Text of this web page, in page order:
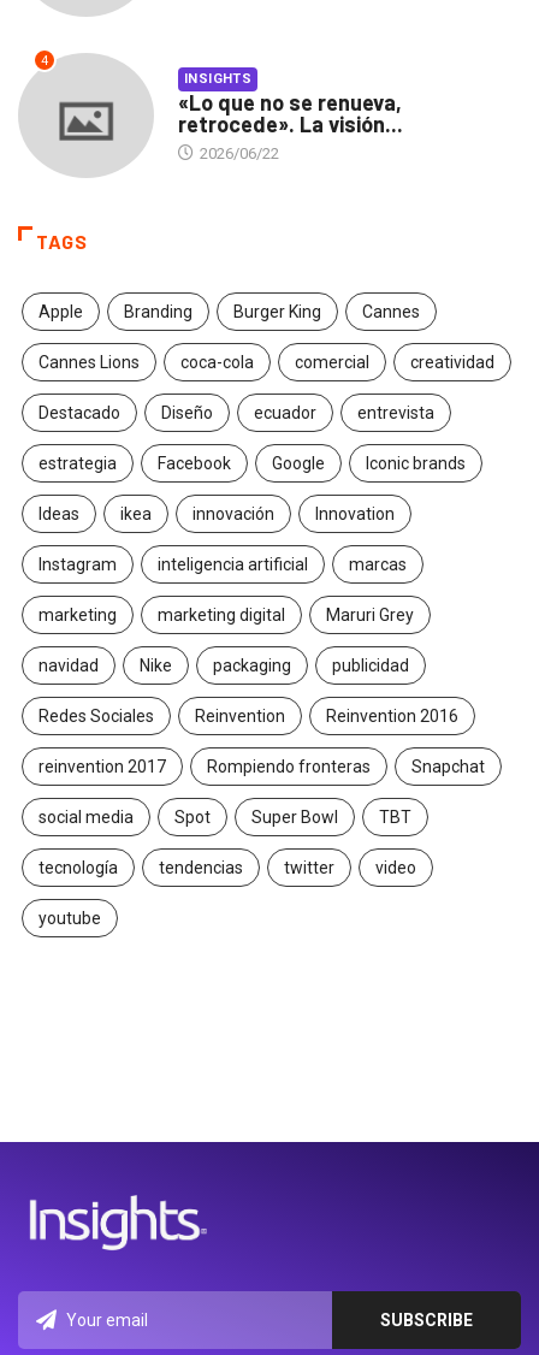
4
INSIGHTS
«Lo que no se renueva,
retrocede». La visión...
2026/06/22
TAGS
Apple Branding Burger King Cannes
Cannes Lions coca-cola comercial creatividad
Destacado Diseño ecuador entrevista
estrategia Facebook Google Iconic brands
Ideas ikea innovación Innovation
Instagram inteligencia artificial marcas
marketing marketing digital Maruri Grey
navidad Nike packaging publicidad
Redes Sociales Reinvention Reinvention 2016
reinvention 2017 Rompiendo fronteras Snapchat
social media Spot Super Bowl TBT
tecnología tendencias twitter video
youtube